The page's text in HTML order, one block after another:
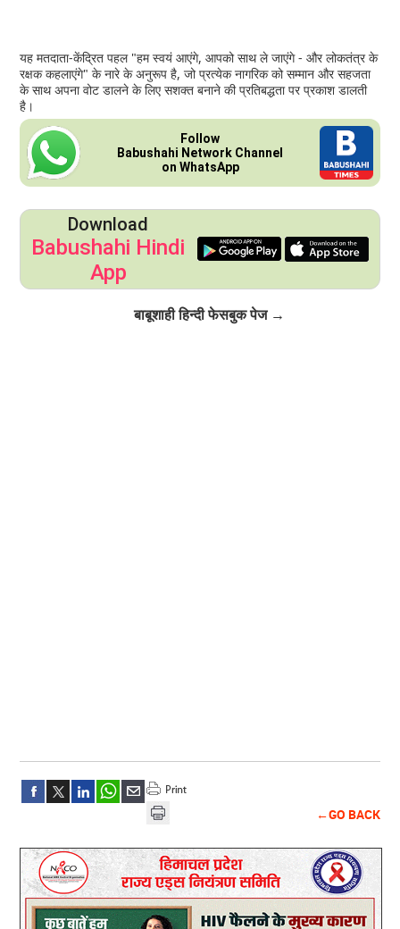
यह मतदाता-केंद्रित पहल "हम स्वयं आएंगे, आपको साथ ले जाएंगे - और लोकतंत्र के
रक्षक कहलाएंगे" के नारे के अनुरूप है, जो प्रत्येक नागरिक को सम्मान और सहजता
के साथ अपना वोट डालने के लिए सशक्त बनाने की प्रतिबद्धता पर प्रकाश डालती
है।
Follow
Babushahi Network Channel
on WhatsApp
Download
Babushahi Hindi
App
बाबूशाही हिन्दी फेसबुक पेज →
←GO BACK